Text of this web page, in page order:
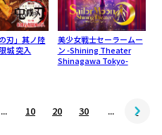
刃」其ノ陸
城 突入
美少女戦士セーラームー
ン -Shining Theater
Shinagawa Tokyo-
... 10 20 30 ...